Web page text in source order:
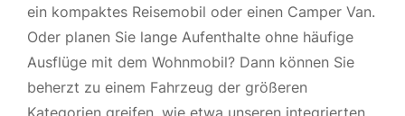
ein kompaktes Reisemobil oder einen Camper Van.
Oder planen Sie lange Aufenthalte ohne häufige
Ausflüge mit dem Wohnmobil? Dann können Sie
beherzt zu einem Fahrzeug der größeren